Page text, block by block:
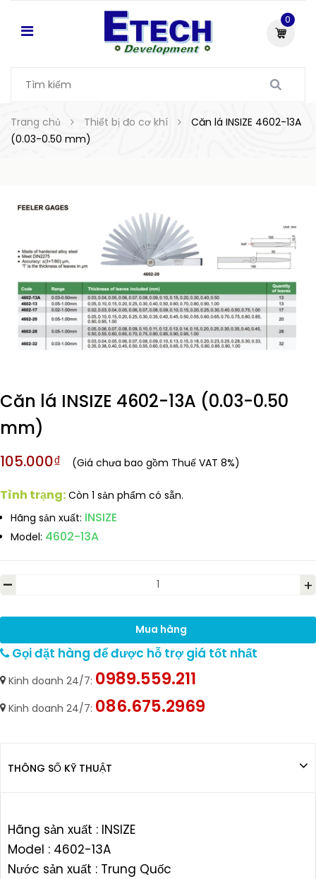
0
Trang chủ Thiết bị đo cơ khí
Căn lá INSIZE 4602-13A
(0.03-0.50 mm)
Căn lá INSIZE 4602-13A (0.03-0.50
mm)
105.000₫ (Giá chưa bao gồm Thuế VAT 8%)
Tình trạng: Còn 1 sản phẩm có sẵn.
Hãng sản xuất: INSIZE
Model: 4602-13A
- +
Mua hàng
Gọi đặt hàng để được hỗ trợ giá tốt nhất
Kinh doanh 24/7: 0989.559.211
Kinh doanh 24/7: 086.675.2969
THÔNG SỐ KỸ THUẬT
Hãng sản xuất : INSIZE
Model : 4602-13A
Nước sản xuất : Trung Quốc